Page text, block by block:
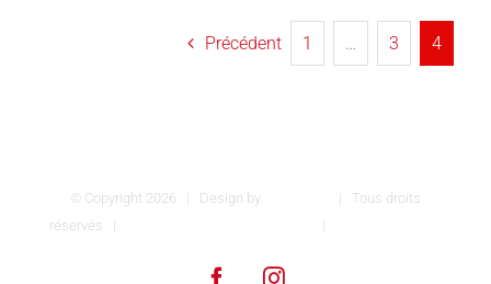
Précédent 1 3 4
© Copyright 2026 | Design by
| Tous droits
réservés |
|
FacebookInstagram